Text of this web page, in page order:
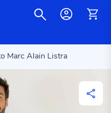
Marc Alain Listra